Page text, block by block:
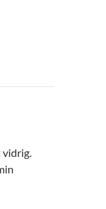
vidrig.